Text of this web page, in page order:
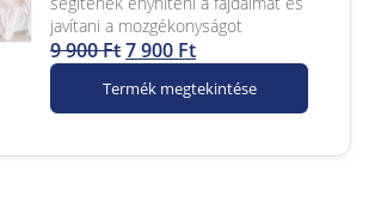
javítani a mozgékonyságot
9 900Ft7 900 Ft
Termék megtekintése